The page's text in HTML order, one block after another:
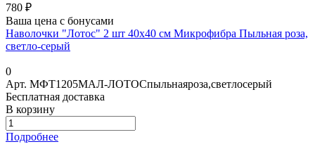
780 ₽
Ваша цена с бонусами
Наволочки "Лотос" 2 шт 40х40 см Микрофибра Пыльная роза,
светло-серый
0
Арт. МФТ1205МАЛ-ЛОТОСпыльнаяроза,светлосерый
Бесплатная доставка
В корзину
Подробнее